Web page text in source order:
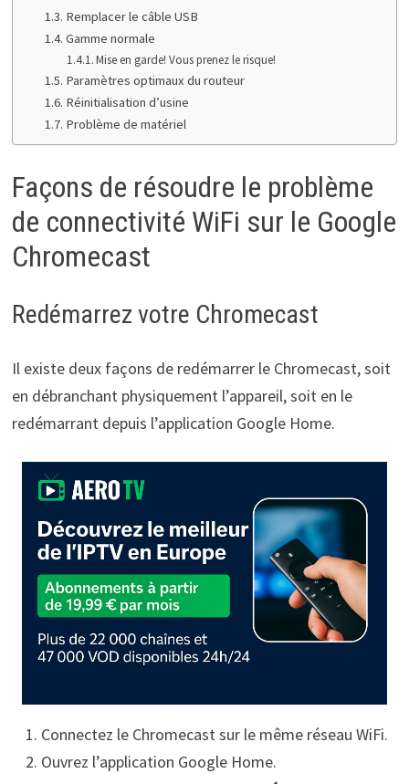
Remplacer le câble USB
Gamme normale
Mise en garde! Vous prenez le risque!
Paramètres optimaux du routeur
Réinitialisation d’usine
Problème de matériel
Façons de résoudre le problème
de connectivité WiFi sur le Google
Chromecast
Redémarrez votre Chromecast
Il existe deux façons de redémarrer le Chromecast, soit
en débranchant physiquement l’appareil, soit en le
redémarrant depuis l’application Google Home.
Connectez le Chromecast sur le même réseau WiFi.
Ouvrez l’application Google Home.